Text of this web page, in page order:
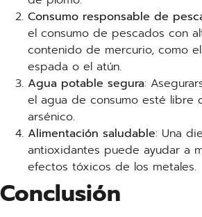
Consumo responsable de
el consumo de pescados con
contenido de mercurio, como
espada o el atún.
Agua potable segura:
el agua de consumo esté libre
arsénico.
Alimentación saludable: Una
antioxidantes puede ayudar a
efectos tóxicos de los metales.
Conclusión